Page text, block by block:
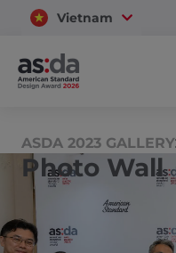
Vietnam
Thailand
ASDA 2023 GALLERY
Photo Wall